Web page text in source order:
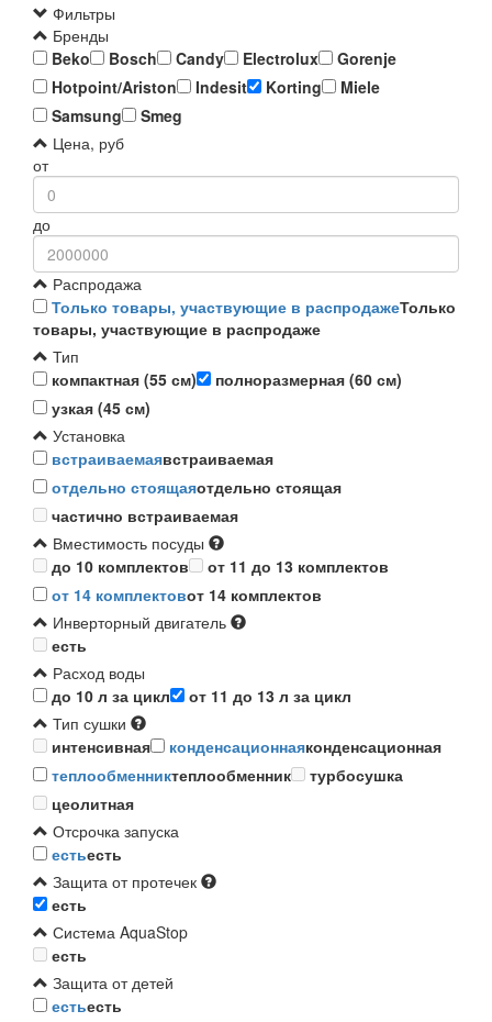
Фильтры
Бренды
Beko
Bosch Candy Electrolux
Gorenje
Hotpoint/Ariston
Indesit Korting
Miele
Samsung
Smeg
Цена, руб
от
до
Распродажа
Только товары, участвующие в распродажеТолько
товары, участвующие в распродаже
Тип
компактная (55 см)
полноразмерная (60 см)
узкая (45 см)
Установка
встраиваемаявстраиваемая
отдельно стоящаяотдельно стоящая
частично встраиваемая
Вместимость посуды
до 10 комплектов
от 11 до 13 комплектов
от 14 комплектовот 14 комплектов
Инверторный двигатель
есть
Расход воды
до 10 л за цикл
от 11 до 13 л за цикл
Тип сушки
интенсивная
конденсационнаяконденсационная
теплообменниктеплообменник
турбосушка
цеолитная
Отсрочка запуска
естьесть
Защита от протечек
есть
Система AquaStop
есть
Защита от детей
естьесть